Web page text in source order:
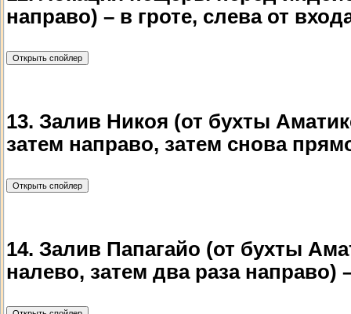
направо) – в гроте, слева от
13. Залив Никоя (от бухты
затем направо, затем снова
14. Залив Папагайо (от бухты
налево, затем два раза